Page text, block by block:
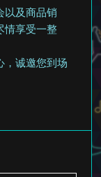
以及商品销
情享受一整
，诚邀您到场